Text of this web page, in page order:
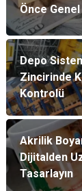
Önce
Depo
Zincirinde
Kontrolü
Akrilik
Dijitalden
Tasarlayın